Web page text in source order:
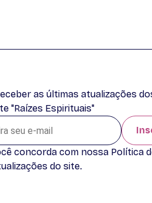
as últimas atualizações
"Raízes Espirituais"
concorda com nossa Política
do site.